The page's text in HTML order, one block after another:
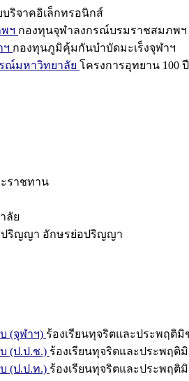
บริจาคอิเล็กทรอนิกส์
ฯ กองทุนจุฬาลงกรณ์บรมราชสมภพฯ
ฯ กองทุนภูมิคุ้มกันบำบัดมะเร็งจุฬาฯ
ณ์มหาวิทยาลัย โครงการอุทยาน 100
ราชทาน
ลัย
ริญญา อักษรย่อปริญญา
(จุฬาฯ) ร้องเรียนทุจริตและประพฤติมิ
(ป.ป.ช.) ร้องเรียนทุจริตและประพฤติ
(ป.ป.ท.) ร้องเรียนทุจริตและประพฤติ